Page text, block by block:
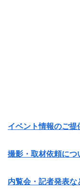
イベント情報のご提
撮影・取材依頼につ
内覧会・記者発表な